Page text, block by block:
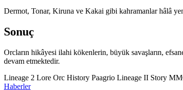
Dermot, Tonar, Kiruna ve Kakai gibi kahramanlar hâlâ
Sonuç
Orcların hikâyesi ilahi kökenlerin, büyük savaşların,
devam etmektedir.
Lineage 2 Lore Orc History Paagrio Lineage II Story
Haberler